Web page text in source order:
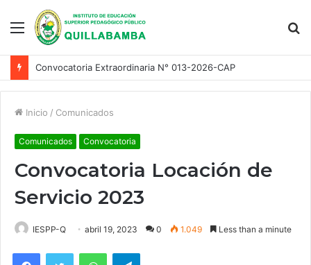
Menu
Segunda Convocatoria Quioscos 2026
Inicio / Comunicados
Comunicados Convocatoria
Convocatoria Locación de
Servicio 2023
IESPP-Q abril 19, 2023 0 1.049 Less than a minute
FacebookTwitter WhatsAppTelegram